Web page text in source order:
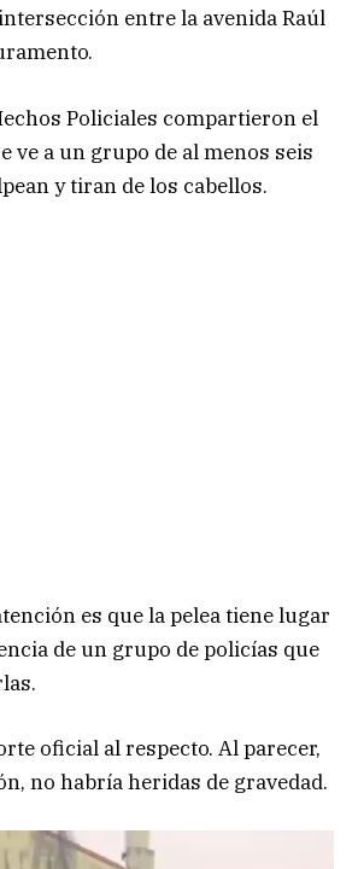
entre la avenida Raúl
Policiales compartieron el
ve a un grupo de al menos seis
y tiran de los cabellos.
es que la pelea tiene lugar
de un grupo de policías que
oficial al respecto. Al parecer,
no habría heridas de gravedad.